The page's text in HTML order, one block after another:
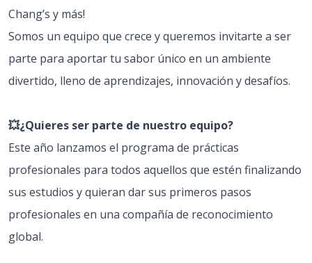
Chang’s y más!
Somos un equipo que crece y queremos invitarte a ser
parte para aportar tu sabor único en un ambiente
divertido, lleno de aprendizajes, innovación y desafíos.
💥¿Quieres ser parte de nuestro equipo?
Este año lanzamos el programa de prácticas
profesionales para todos aquellos que estén finalizando
sus estudios y quieran dar sus primeros pasos
profesionales en una compañía de reconocimiento
global.